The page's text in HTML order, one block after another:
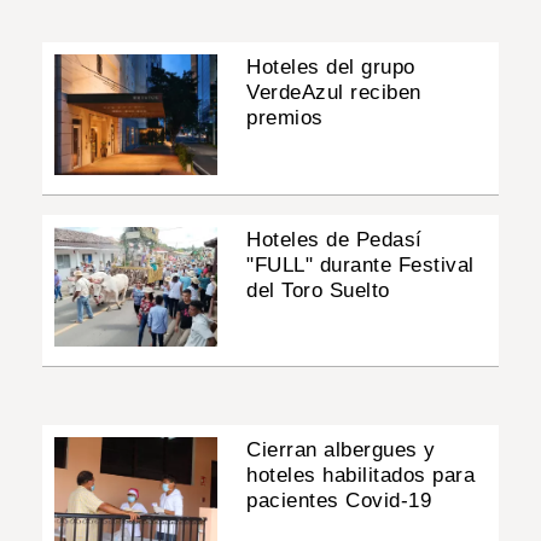
Hoteles del grupo
VerdeAzul reciben
premios
Hoteles de Pedasí
"FULL" durante Festival
del Toro Suelto
Cierran albergues y
hoteles habilitados para
pacientes Covid-19